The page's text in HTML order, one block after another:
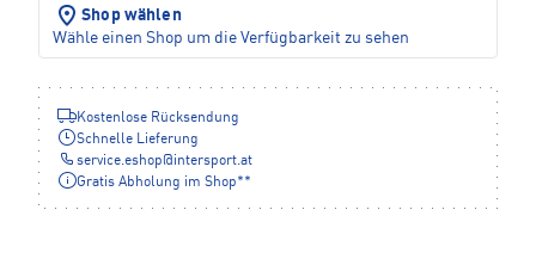
Shop wählen
Wähle einen Shop um die Verfügbarkeit zu sehen
Kostenlose Rücksendung
Schnelle Lieferung
service.eshop@intersport.at
Gratis Abholung im Shop**